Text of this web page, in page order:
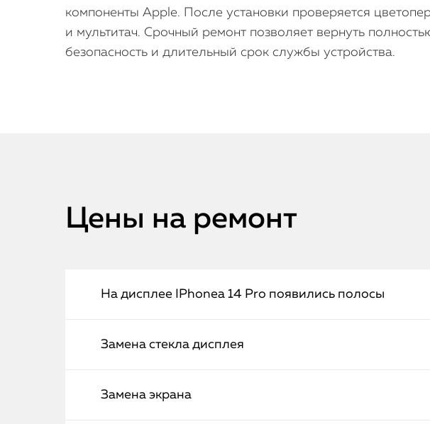
компоненты Apple. После установки проверяется
и мультитач. Срочный ремонт позволяет вернуть
безопасность и длительный срок службы устройства.
Цены на ремонт
На дисплее IPhoneа 14 Pro появились полосы
Замена стекла дисплея
Замена экрана